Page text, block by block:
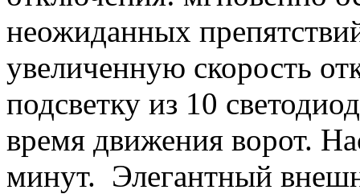
неожиданных
увеличенную скорость
подсветку из 10
время движения ворот.
минут. Элегантный